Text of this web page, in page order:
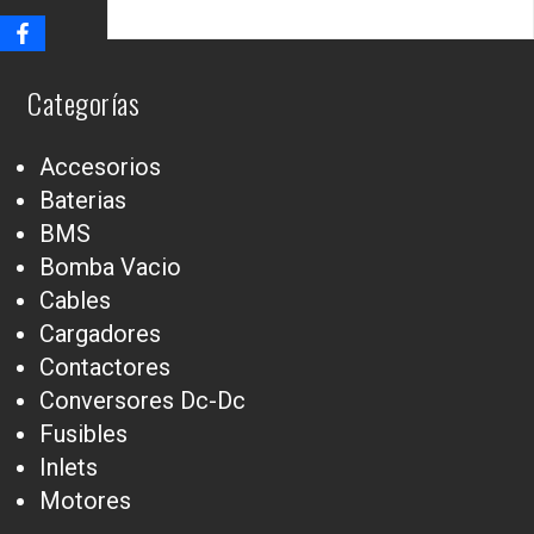
Categorías
Accesorios
Baterias
BMS
Bomba Vacio
Cables
Cargadores
Contactores
Conversores Dc-Dc
Fusibles
Inlets
Motores